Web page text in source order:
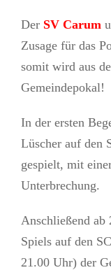
Der SV Carum
Zusage für das
somit wird aus
Gemeindepokal!
In der ersten
Lüscher auf den
gespielt, mit
Unterbrechung.
Anschließend
Spiels auf den
21.00 Uhr) der